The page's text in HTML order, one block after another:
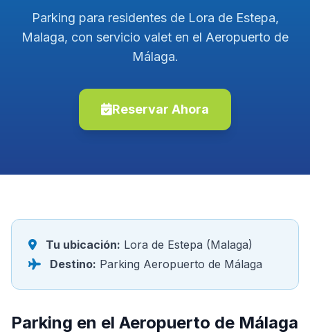
Parking para residentes de Lora de Estepa,
Malaga, con servicio valet en el Aeropuerto de
Málaga.
Reservar Ahora
Tu ubicación: Lora de Estepa (Malaga)
Destino: Parking Aeropuerto de Málaga
Parking en el Aeropuerto de Málaga